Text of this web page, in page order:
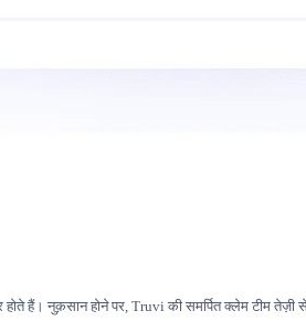
हैं। नुक़सान होने पर, Truvi की समर्पित क्लेम टीम